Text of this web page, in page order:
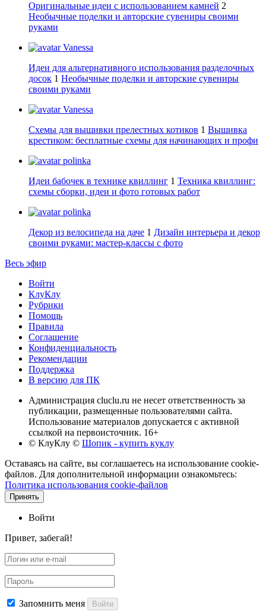
Оригинальные идеи с использованием камней 2
Необычные поделки и авторские сувениры своими
руками
Vanessa
Идеи для альтернативного использования разделочных
досок 1 Необычные поделки и авторские сувениры
своими руками
Vanessa
Схемы для вышивки прелестных котиков 1 Вышивка
крестиком: бесплатные схемы для начинающих и профи
polinka
Идеи бабочек в технике квиллинг 1 Техника квиллинг:
схемы сборки, идеи и фото готовых работ
polinka
Декор из велосипеда на даче 1 Дизайн интерьера и декор
своими руками: мастер-классы с фото
Весь эфир
Войти
КлуКлу
Рубрики
Помощь
Правила
Соглашение
Конфиденциальность
Рекомендации
Поддержка
В версию для ПК
Администрация cluclu.ru не несет ответственность за
публикации, размещенные пользователями сайта.
Использование материалов допускается с активной
ссылкой на первоисточник. 16+
© КлуКлу © Шопик - купить куклу
Оставаясь на сайте, вы соглашаетесь на использование cookie-
файлов. Для дополнительной информации ознакомьтесь:
Политика использования cookie-файлов
Принять
Войти
Привет, забегай!
Запомнить меня Войти